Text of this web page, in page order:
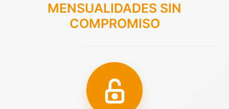
MENSUALIDADES SIN
COMPROMISO